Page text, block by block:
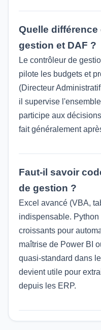
Quelle
gestion et DAF ?
Le contrôleur de
pilote les budgets et
(Directeur
il supervise
participe aux
fait généralement
Faut-il savoir
de gestion ?
Excel avancé (VBA,
indispensable.
croissants pour
maîtrise de Power BI
quasi-standard dans
devient utile pour
depuis les ERP.